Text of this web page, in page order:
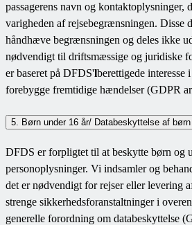
passagerens navn og kontaktoplysninger,
varigheden af rejsebegrænsningen. Disse
håndhæve begrænsningen og deles ikke
nødvendigt til driftsmæssige og juridiske
er baseret på DFDS'lberettigede interesse
forebygge fremtidige hændelser (GDPR
5. Børn under 16 år/ Databeskyttelse af børn
DFDS er forpligtet til at beskytte børn og
personoplysninger. Vi indsamler og
det er nødvendigt for rejser eller levering
strenge sikkerhedsforanstaltninger i
generelle forordning om databeskyttelse